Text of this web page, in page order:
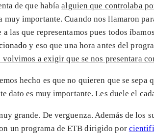
de que habíaalguien que controlaba
muy importante. Cuando nos llamaron
a las que representamos pues todos
y eso que una hora antes del
a exigir que se nos presentara
hecho es que no quieren que se
dato es muy importante. Les duele el
grande. De verguenza. Además de
un programa de ETB dirigido por